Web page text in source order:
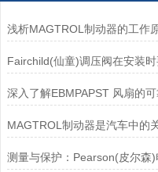
浅析MAGTROL制动器的工作